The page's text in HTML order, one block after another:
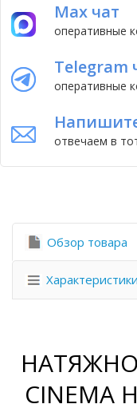
Max чат
оперативные
Telegram
оперативные
отвечаем в
Обзор товара
Характеристики
CINEMA